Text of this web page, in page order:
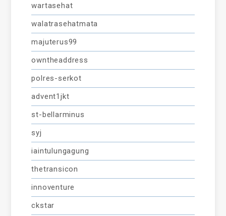
wartasehat
walatrasehatmata
majuterus99
owntheaddress
polres-serkot
advent1jkt
st-bellarminus
syj
iaintulungagung
thetransicon
innoventure
ckstar